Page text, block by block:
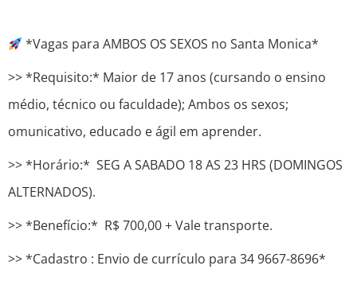
*Vagas para AMBOS OS SEXOS no Santa Monica*
>> *Requisito:* Maior de 17 anos (cursando o ensino
médio, técnico ou faculdade); Ambos os sexos;
omunicativo, educado e ágil em aprender.
>> *Horário:* SEG A SABADO 18 AS 23 HRS (DOMINGOS
ALTERNADOS).
>> *Benefício:* R$ 700,00 + Vale transporte.
>> *Cadastro : ​​Envio de currículo para 34 9667-8696*